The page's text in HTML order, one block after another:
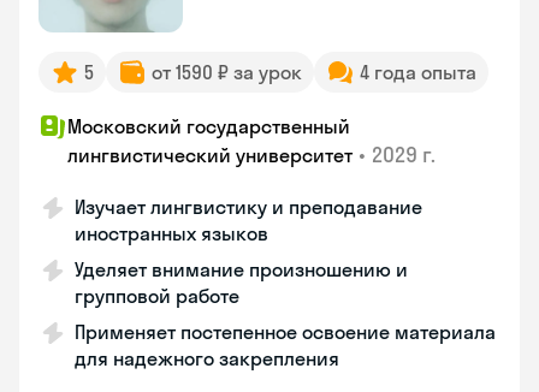
5 от 1590 ₽ за урок 4 года опыта
Московский государственный
лингвистический университет • 2029 г.
Изучает лингвистику и преподавание
иностранных языков
Уделяет внимание произношению и
групповой работе
Применяет постепенное освоение материала
для надежного закрепления